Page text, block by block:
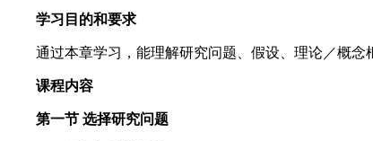
学习目的和要求
通过本章学习，能理解研究问题、假设、理论／概念
课程内容
第一节 选择研究问题